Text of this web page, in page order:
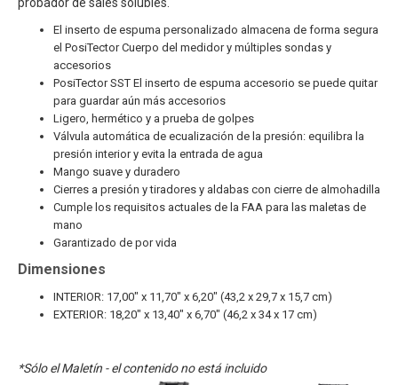
El inserto de espuma personalizado almacena de forma segura
el PosiTector Cuerpo del medidor y múltiples sondas y
accesorios
PosiTector SST El inserto de espuma accesorio se puede quitar
para guardar aún más accesorios
Ligero, hermético y a prueba de golpes
Válvula automática de ecualización de la presión: equilibra la
presión interior y evita la entrada de agua
Mango suave y duradero
Cierres a presión y tiradores y aldabas con cierre de almohadilla
Cumple los requisitos actuales de la FAA para las maletas de
mano
Garantizado de por vida
Dimensiones
INTERIOR: 17,00" x 11,70" x 6,20" (43,2 x 29,7 x 15,7 cm)
EXTERIOR: 18,20" x 13,40" x 6,70" (46,2 x 34 x 17 cm)
*Sólo elMaletín - el contenido no está incluido